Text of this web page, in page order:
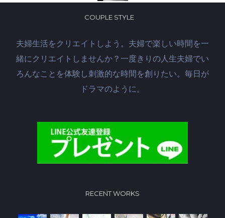
COUPLE STYLE
夫婦生活をクリエイトしよう。夫婦で楽しい時間を一
緒にクリエイトしませんか？一度きりの人生夫婦でい
ろんなことを体験し刺激的な時間を創りたい。毎日が
ドラマのように。
RECENT WORKS